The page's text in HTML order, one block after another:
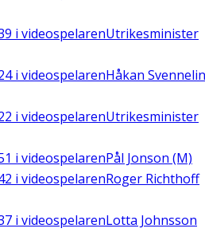
i videospelarenUtrikesminister
i videospelarenHåkan
i videospelarenUtrikesminister
i videospelarenPål Jonson (M)
i videospelarenRoger Richthoff
i videospelarenLotta Johnsson